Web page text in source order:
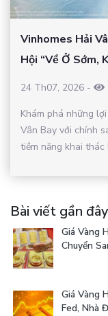
Vinhomes Hải
Hội “Về Ở Sớm,
24 Th07, 2026 -
Khám phá những
Vân Bay với chính
tiềm năng khai
Bài viết gần đây
Giá Vàng
Chuyển
Giá Vàng
Fed, Nhà